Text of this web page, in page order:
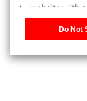
うになります。
website with
Do Not